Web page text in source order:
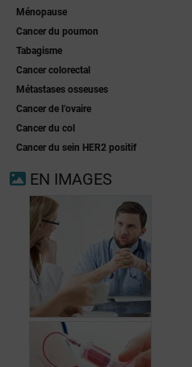
Insuffisance
pancréatique
Ménopause
Cancer du poumon
Tabagisme
Cancer colorectal
Métastases osseuses
Cancer de l’ovaire
Cancer du col
Cancer du sein HER2 positif
EN IMAGES